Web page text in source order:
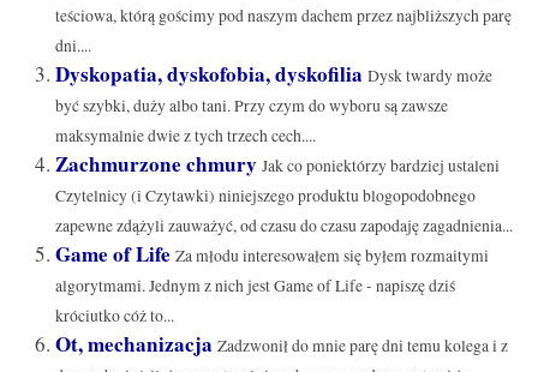
teściowa, którą gościmy pod naszym dachem przez najbliższych parę
dni....
Dyskopatia, dyskofobia, dyskofilia Dysk twardy może
być szybki, duży albo tani. Przy czym do wyboru są zawsze
maksymalnie dwie z tych trzech cech....
Zachmurzone chmury Jak co poniektórzy bardziej ustaleni
Czytelnicy (i Czytawki) niniejszego produktu blogopodobnego
zapewne zdążyli zauważyć, od czasu do czasu zapodaję zagadnienia...
Game of Life Za młodu interesowałem się byłem rozmaitymi
algorytmami. Jednym z nich jest Game of Life - napiszę dziś
króciutko cóż to...
Ot, mechanizacja Zadzwonił do mnie parę dni temu kolega i z